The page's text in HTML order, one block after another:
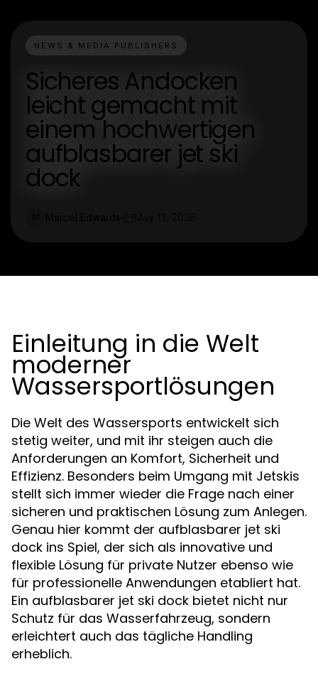
NEWS & MEDIA PUBLISHERS
Sicheres Andocken
leicht gemacht mit
einem hochwertigen
aufblasbarer jet ski
dock
Einleitung in die Welt
moderner
Wassersportlösungen
Die Welt des Wassersports entwickelt sich
stetig weiter, und mit ihr steigen auch die
Anforderungen an Komfort, Sicherheit und
Effizienz. Besonders beim Umgang mit Jetskis
stellt sich immer wieder die Frage nach einer
sicheren und praktischen Lösung zum Anlegen.
Genau hier kommt der aufblasbarer jet ski
dock ins Spiel, der sich als innovative und
flexible Lösung für private Nutzer ebenso wie
für professionelle Anwendungen etabliert hat.
Ein aufblasbarer jet ski dock bietet nicht nur
Schutz für das Wasserfahrzeug, sondern
erleichtert auch das tägliche Handling
erheblich.